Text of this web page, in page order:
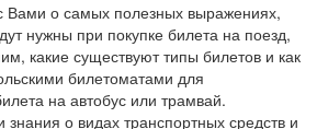
Вами о самых полезных выражениях,
нужны при покупке билета на поезд,
какие существуют типы билетов и как
билетоматами для
на автобус или трамвай.
о видах транспортных средств и